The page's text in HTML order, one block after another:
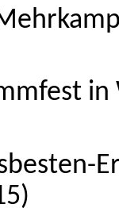
in